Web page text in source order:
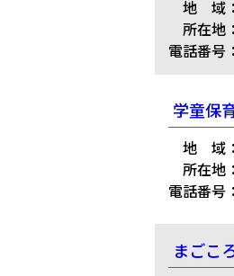
地 域
所在地
電話番号
学童保
地 域
所在地
電話番号
まごこ